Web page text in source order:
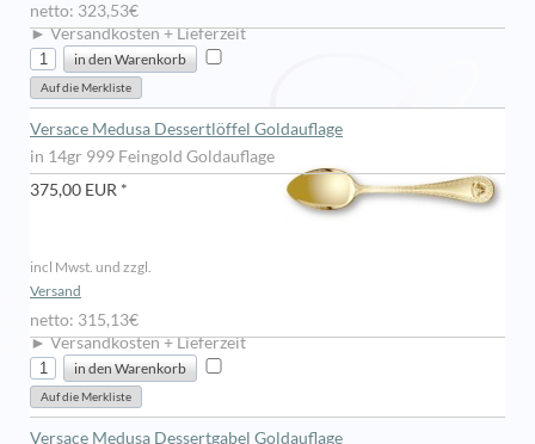
netto: 323,53€
► Versandkosten + Lieferzeit
Versace Medusa Dessertlöffel Goldauflage
in 14gr 999 Feingold Goldauflage
375,00 EUR *
incl Mwst. und zzgl.
Versand
netto: 315,13€
► Versandkosten + Lieferzeit
Versace Medusa Dessertgabel Goldauflage